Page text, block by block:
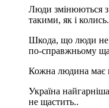
Люди змінюються з
такими, як і колись.
Шкода, що люди не
по-справжньому
Кожна людина має
Україна
не щастить..